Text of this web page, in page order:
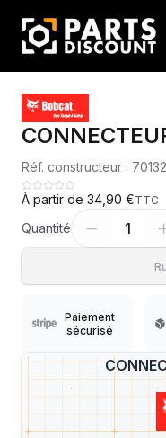
Réf. constructeur :
À partir de 34,90 €TTC
Quantité 1
Paiement
sécurisé